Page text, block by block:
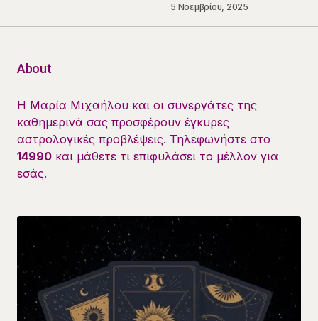
5 Νοεμβρίου, 2025
About
Η Μαρία Μιχαήλου και οι συνεργάτες της
καθημερινά σας προσφέρουν έγκυρες
αστρολογικές προβλέψεις. Τηλεφωνήστε στο
14990 και μάθετε τι επιφυλάσει το μέλλον για
εσάς.